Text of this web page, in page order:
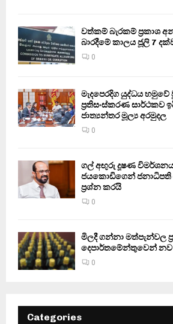
වත්කම් බැරකම් ප්‍රකාශ
බාරදීමේ කාලය ජූලි 7
0
මැදපෙරදිග යුද්ධය හමුවේ
ප්‍රතිසංස්කරණ සාර්ථකව
ජාත්‍යන්තර මූල්‍ය අරමුදල
0
ගල් අඟුරු දූෂණ
ජයකොඩිගෙන් ජනාධිපති
ප්‍රශ්න කරයි
0
මිලදී ගන්නා මත්පැන්වල
දෙපාර්තමේන්තුවෙන්
0
Categories